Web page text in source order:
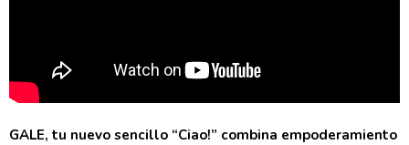
GALE, tu nuevo sencillo “Ciao!” combina empoderamiento